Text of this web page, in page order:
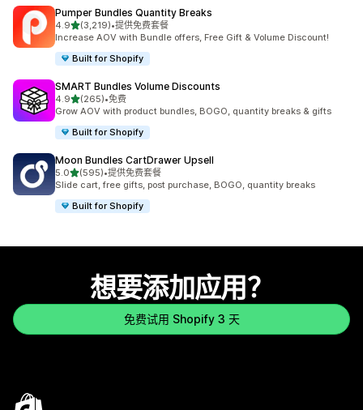
Pumper Bundles Quantity Breaks
4.9星（满分 5 星）
(3,219)
总共 3219 条评论
•提供免费套餐
Increase AOV with Bundle offers, Free Gift & Volume Discount!
Built for Shopify
SMART Bundles Volume Discounts
4.9星（满分 5 星）
(265)
总共 265 条评论
•免费
Grow AOV with product bundles, BOGO, quantity breaks & gifts
Built for Shopify
Moon Bundles CartDrawer Upsell
5.0星（满分 5 星）
(595)
总共 595 条评论
•提供免费套餐
Slide cart, free gifts, post purchase, BOGO, quantity breaks
Built for Shopify
想要添加应用？
免费试用 Shopify 3 天